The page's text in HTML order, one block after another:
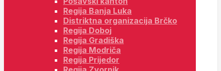
Regija Banja Luka
Distriktna organizacija Brčko
Regija Doboj
Regija Gradiška
Regija Modriča
Regija Prijedor